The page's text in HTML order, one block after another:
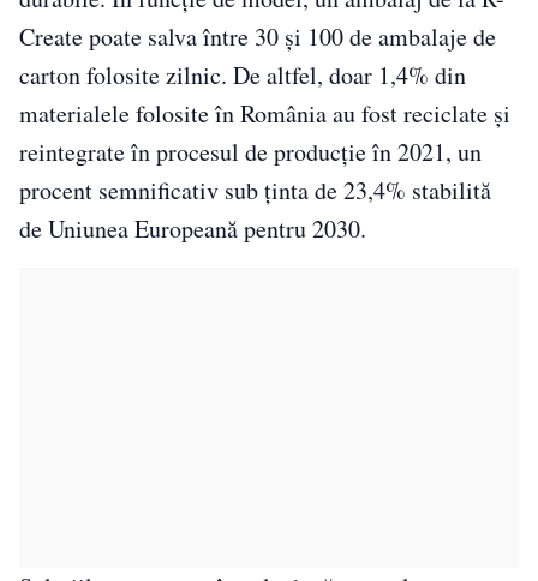
Create poate salva între 30 și 100 de ambalaje de
carton folosite zilnic. De altfel, doar 1,4% din
materialele folosite în România au fost reciclate și
reintegrate în procesul de producție în 2021, un
procent semnificativ sub ținta de 23,4% stabilită
de Uniunea Europeană pentru 2030.